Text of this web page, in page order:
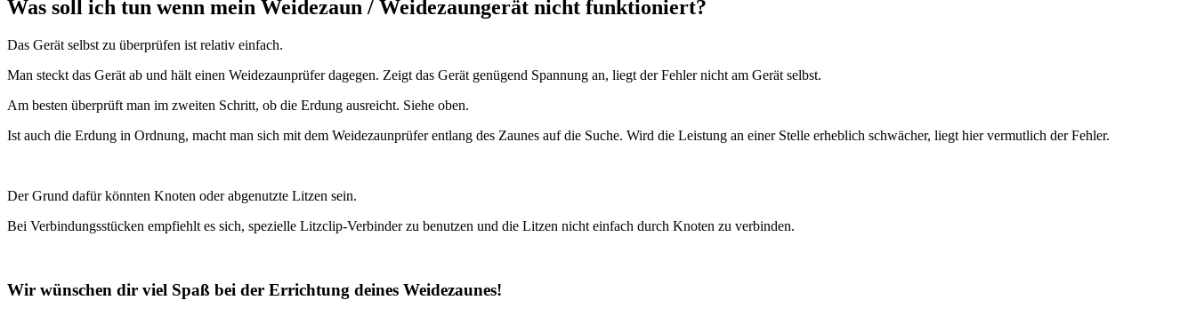
Was soll ich tun wenn mein Weidezaun / Weidezaungerät nicht funktioniert?
Das Gerät selbst zu überprüfen ist relativ einfach.
Man steckt das Gerät ab und hält einen Weidezaunprüfer dagegen. Zeigt das Gerät genügend Spannung an, liegt der Fehler nicht am Gerät selbst.
Am besten überprüft man im zweiten Schritt, ob die Erdung ausreicht. Siehe oben.
Ist auch die Erdung in Ordnung, macht man sich mit dem Weidezaunprüfer entlang des Zaunes auf die Suche. Wird die Leistung an einer Stelle erheblich schwächer, liegt hier vermutlich der Fehler.
Der Grund dafür könnten Knoten oder abgenutzte Litzen sein.
Bei Verbindungsstücken empfiehlt es sich, spezielle Litzclip-Verbinder zu benutzen und die Litzen nicht einfach durch Knoten zu verbinden.
Wir wünschen dir viel Spaß bei der Errichtung deines Weidezaunes!